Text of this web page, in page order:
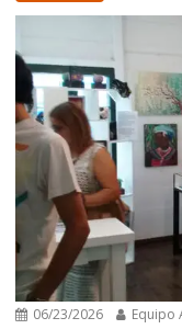
06/23/2026 Equipo